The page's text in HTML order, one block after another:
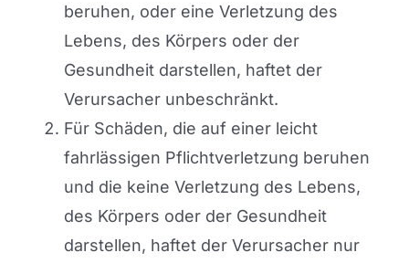
beruhen, oder eine Verletzung des
Lebens, des Körpers oder der
Gesundheit darstellen, haftet der
Verursacher unbeschränkt.
Für Schäden, die auf einer leicht
fahrlässigen Pflichtverletzung beruhen
und die keine Verletzung des Lebens,
des Körpers oder der Gesundheit
darstellen, haftet der Verursacher nur